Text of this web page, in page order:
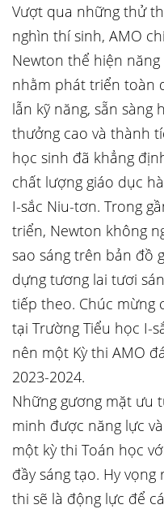
Vượt qua những thử
nghìn thí sinh, AMO
Newton thể hiện
nhằm phát triển toàn
lẫn kỹ năng, sẵn sàng
thưởng cao và thành
học sinh đã khẳng
chất lượng giáo dục
I-sắc Niu-tơn. Trong
triển, Newton không
sao sáng trên bản đồ
dựng tương lai tươi
tiếp theo. Chúc mừng
tại Trường Tiểu học I-
nên một Kỳ thi AMO
2023-2024.
Những gương mặt ưu
minh được năng lực
một kỳ thi Toán học
đầy sáng tạo. Hy
thi sẽ là động lực để